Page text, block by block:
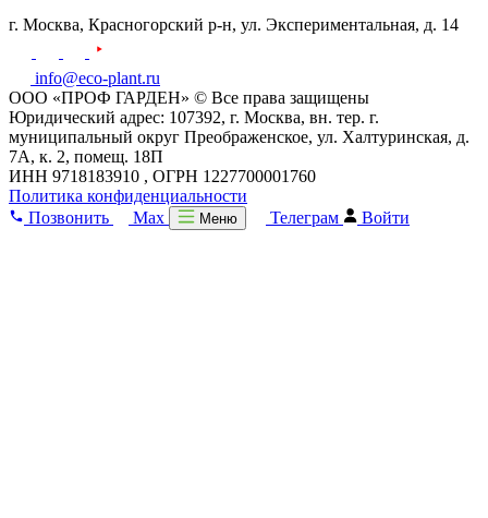
г. Москва, Красногорский р-н, ул. Экспериментальная, д. 14
info@eco-plant.ru
ООО «ПРОФ ГАРДЕН» © Все права защищены
Юридический адрес: 107392, г. Москва, вн. тер. г.
муниципальный округ Преображенское, ул. Халтуринская, д.
7А, к. 2, помещ. 18П
ИНН 9718183910 , ОГРН 1227700001760
Политика конфиденциальности
Позвонить
Max Меню Телеграм Войти